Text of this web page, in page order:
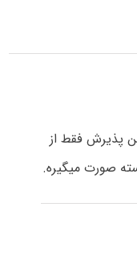
پذیرش فقط از
صورت میگیره.